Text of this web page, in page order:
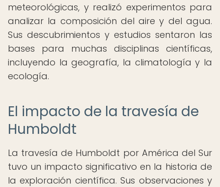
meteorológicas, y realizó experimentos para
analizar la composición del aire y del agua.
Sus descubrimientos y estudios sentaron las
bases para muchas disciplinas científicas,
incluyendo la geografía, la climatología y la
ecología.
El impacto de la travesía de
Humboldt
La travesía de Humboldt por América del Sur
tuvo un impacto significativo en la historia de
la exploración científica. Sus observaciones y